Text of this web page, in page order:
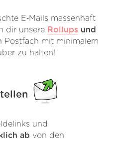
E‑Mails massenhaft
dir unsere Rollupsund
Postfach mit minimalem
zu halten!
und
ab von den